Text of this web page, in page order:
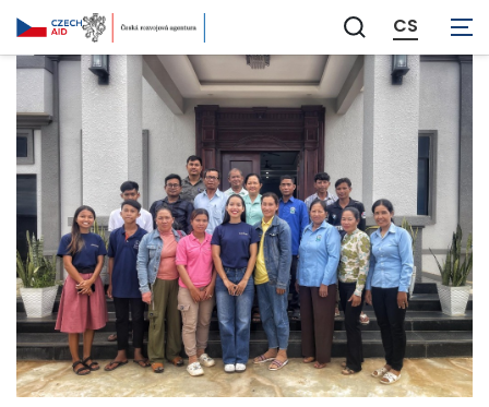
Zobrazit
vyhledávání
CS